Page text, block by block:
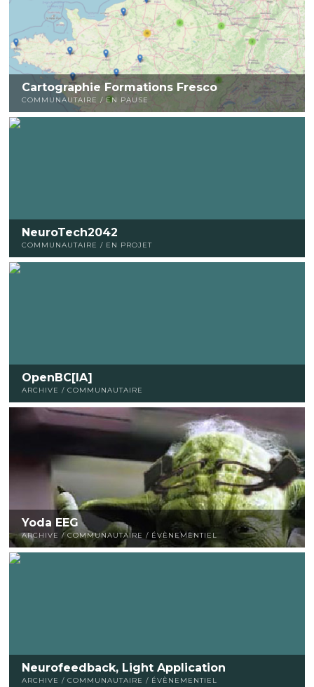
Cartographie Formations Fresco
COMMUNAUTAIRE / EN PAUSE
NeuroTech2042
COMMUNAUTAIRE / EN PROJET
OpenBC[IA]
ARCHIVE / COMMUNAUTAIRE
Yoda EEG
ARCHIVE / COMMUNAUTAIRE / ÉVÈNEMENTIEL
Neurofeedback, Light Application
ARCHIVE / COMMUNAUTAIRE / ÉVÈNEMENTIEL